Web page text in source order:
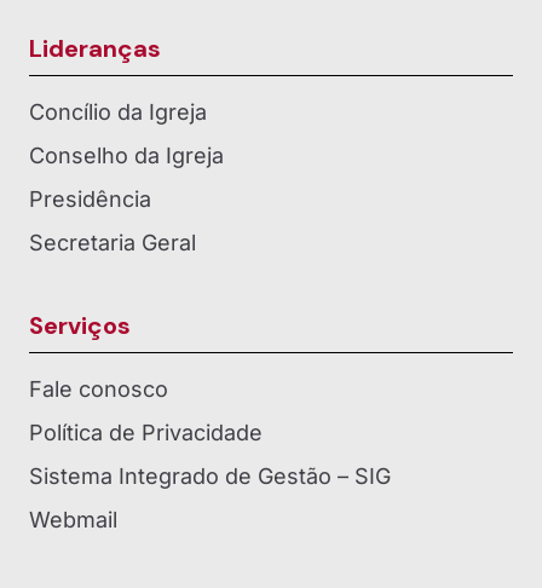
Lideranças
Concílio da Igreja
Conselho da Igreja
Presidência
Secretaria Geral
Serviços
Fale conosco
Política de Privacidade
Sistema Integrado de Gestão – SIG
Webmail